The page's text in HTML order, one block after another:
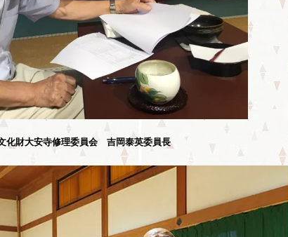
化財大安寺修理委員会 吉岡泰英委員長